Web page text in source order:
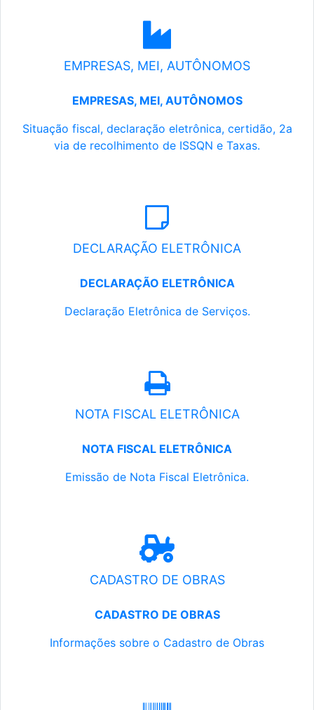
EMPRESAS, MEI, AUTÔNOMOS
EMPRESAS, MEI, AUTÔNOMOS
Situação fiscal, declaração eletrônica, certidão, 2a
via de recolhimento de ISSQN e Taxas.
DECLARAÇÃO ELETRÔNICA
DECLARAÇÃO ELETRÔNICA
Declaração Eletrônica de Serviços.
NOTA FISCAL ELETRÔNICA
NOTA FISCAL ELETRÔNICA
Emissão de Nota Fiscal Eletrônica.
CADASTRO DE OBRAS
CADASTRO DE OBRAS
Informações sobre o Cadastro de Obras